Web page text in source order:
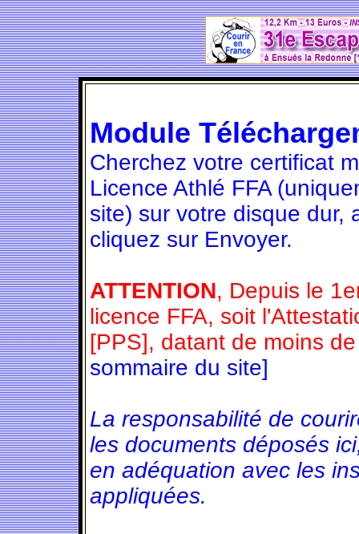
Module
Cherchez votre certificat
Licence Athlé FFA
site) sur votre disque dur,
cliquez sur Envoyer.
ATTENTION, Depuis le
licence FFA, soit
[PPS], datant de moins
sommaire du site]
La responsabilité de
les documents déposés
en adéquation avec les
appliquées.